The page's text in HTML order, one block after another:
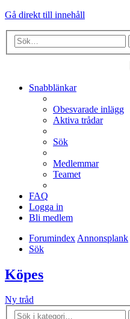
Gå direkt till innehåll
Snabblänkar
Obesvarade inlägg
Aktiva trådar
Sök
Medlemmar
Teamet
FAQ
Logga in
Bli medlem
Forumindex Annonsplank
Sök
Köpes
Ny tråd